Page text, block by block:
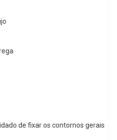
de fixar os contornos gerais